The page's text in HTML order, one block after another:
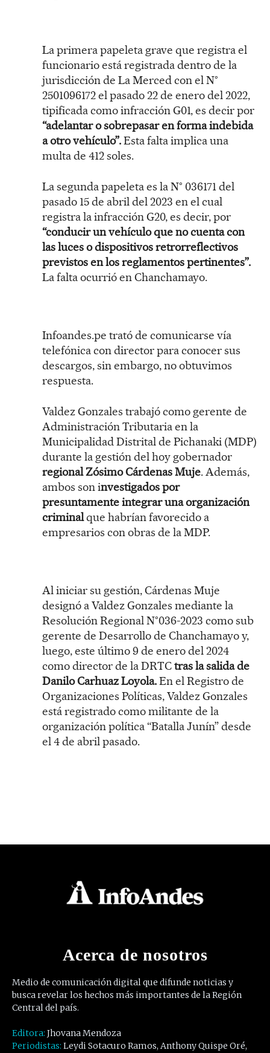
La primera papeleta grave que registra el
funcionario está registrada dentro de la
jurisdicción de La Merced con el N°
2501096172 el pasado 22 de enero del 2022,
tipificada como infracción G01, es decir por
“adelantar o sobrepasar en forma indebida
a otro vehículo”.Esta falta implica una
multa de 412 soles.
La segunda papeleta es la N° 036171 del
pasado 15 de abril del 2023 en el cual
registra la infracción G20, es decir, por
“conducir un vehículo que no cuenta con
las luces o dispositivos retrorreflectivos
previstos en los reglamentos pertinentes”.
La falta ocurrió en Chanchamayo.
Infoandes.pe trató de comunicarse vía
telefónica con director para conocer sus
descargos, sin embargo, no obtuvimos
respuesta.
Valdez Gonzales trabajó como gerente de
Administración Tributaria en la
Municipalidad Distrital de Pichanaki (MDP)
durante la gestión del hoy gobernador
regional Zósimo Cárdenas Muje. Además,
ambos son investigados por
presuntamente integrar una organización
criminalque habrían favorecido a
empresarios con obras de la MDP.
Al iniciar su gestión, Cárdenas Muje
designó a Valdez Gonzales mediante la
Resolución Regional N°036-2023 como sub
gerente de Desarrollo de Chanchamayo y,
luego, este último 9 de enero del 2024
como director de la DRTCtras la salida de
Danilo Carhuaz Loyola.En el Registro de
Organizaciones Políticas, Valdez Gonzales
está registrado como militante de la
organización política “Batalla Junín” desde
el 4 de abril pasado.
Acerca de nosotros
Medio de comunicación digital que difunde noticias y
busca revelar los hechos más importantes de la Región
Central del país.
Editora: Jhovana Mendoza
Periodistas: Leydi Sotacuro Ramos, Anthony Quispe Oré,